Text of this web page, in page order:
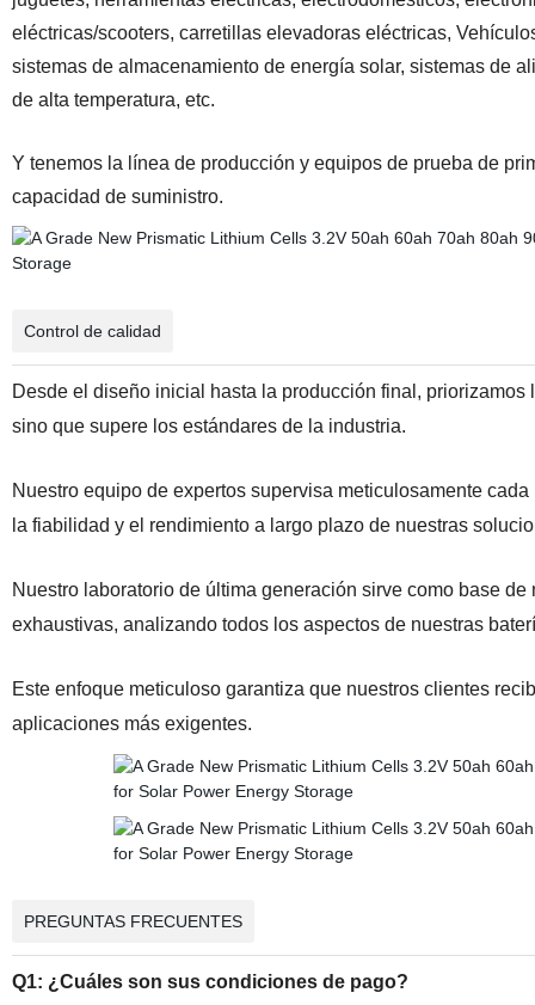
eléctricas/scooters, carretillas elevadoras eléctricas,
sistemas de almacenamiento de energía solar, sistemas de
de alta temperatura, etc.
Y tenemos la línea de producción y equipos de prueba de
capacidad de suministro.
Control de calidad
Desde el diseño inicial hasta la producción final,
sino que supere los estándares de la industria.
Nuestro equipo de expertos supervisa meticulosamente
la fiabilidad y el rendimiento a largo plazo de nuestras
Nuestro laboratorio de última generación sirve como base
exhaustivas, analizando todos los aspectos de nuestras
Este enfoque meticuloso garantiza que nuestros clientes
aplicaciones más exigentes.
PREGUNTAS FRECUENTES
Q1: ¿Cuáles son sus condiciones de pago?